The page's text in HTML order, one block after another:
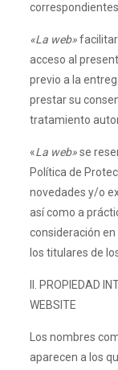
«L a web»
acceso al
previo a la
prestar su
tratamiento
«La web»se
Política de
novedades y/o
así como a
consideración
los titulares de
II. PROPIEDAD
WEBSITE
Los nombres
aparecen a los